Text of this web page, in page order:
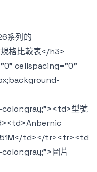
系列的
規格比較表</h3>
cellspacing="0"
型號
td></tr><tr><td
圖片